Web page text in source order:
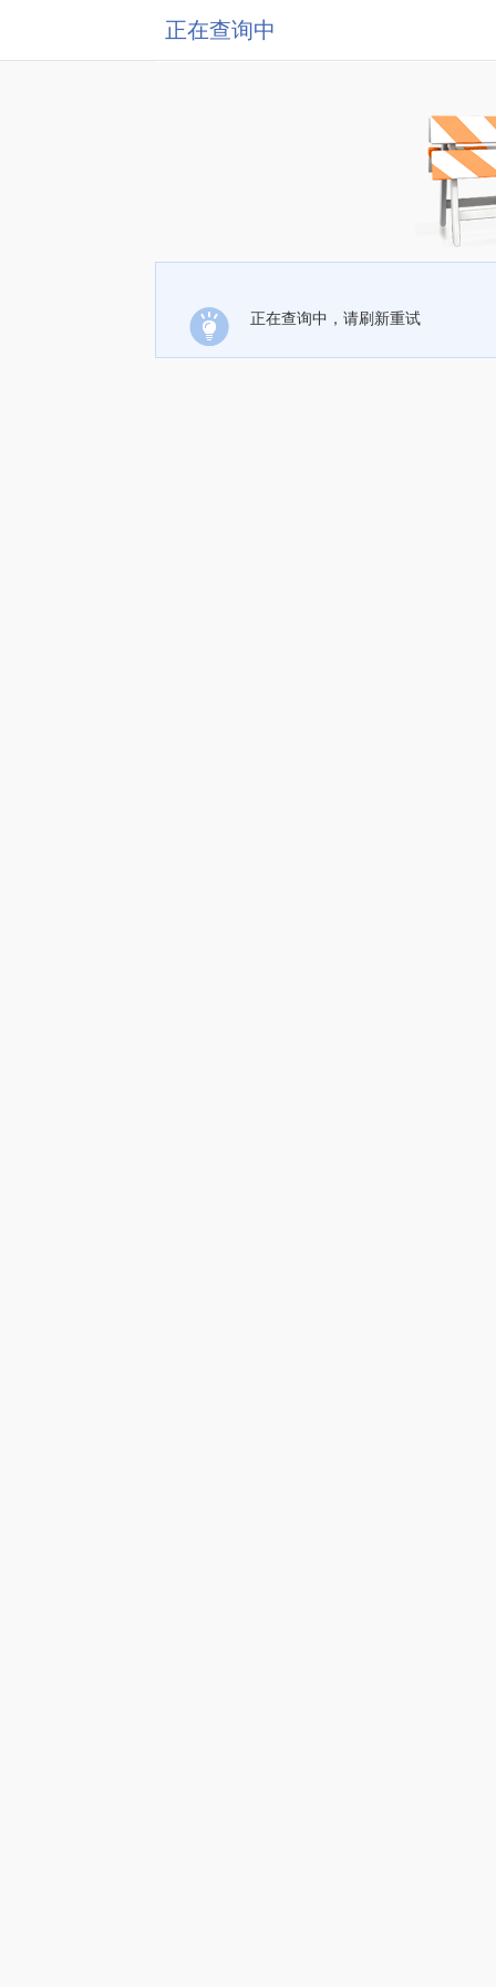
正在查询中
正在查询中，请刷新重试